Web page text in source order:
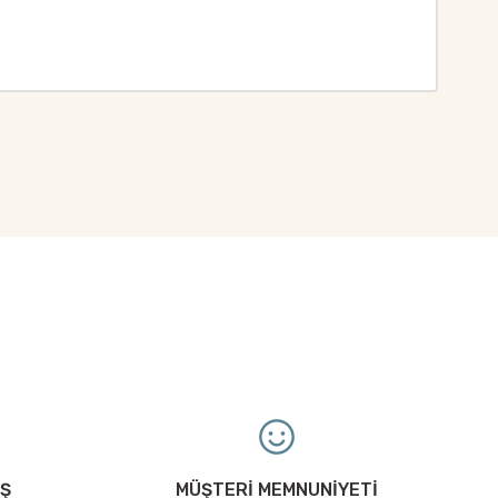
MÜŞTERİ MEMNUNİYETİ